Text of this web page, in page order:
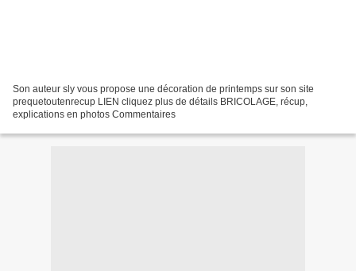
Son auteur sly vous propose une décoration de printemps sur son site
prequetoutenrecup LIEN cliquez plus de détails BRICOLAGE, récup,
explications en photos Commentaires